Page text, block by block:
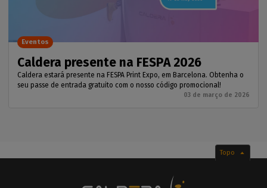
Caldera presente na FESPA 2026
Caldera estará presente na FESPA Print Expo, em Barcelona. Obtenha o
seu passe de entrada gratuito com o nosso código promocional!
03 de março de 2026
Eventos
Topo